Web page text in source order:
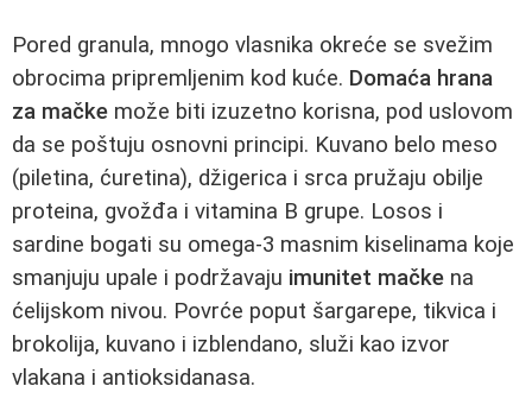
Pored granula, mnogo vlasnika okreće se svežim
obrocima pripremljenim kod kuće. Domaća hrana
za mačke može biti izuzetno korisna, pod uslovom
da se poštuju osnovni principi. Kuvano belo meso
(piletina, ćuretina), džigerica i srca pružaju obilje
proteina, gvožđa i vitamina B grupe. Losos i
sardine bogati su omega-3 masnim kiselinama koje
smanjuju upale i podržavaju imunitet mačke na
ćelijskom nivou. Povrće poput šargarepe, tikvica i
brokolija, kuvano i izblendano, služi kao izvor
vlakana i antioksidanasa.